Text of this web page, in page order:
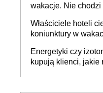
wakacje. Nie chodzi
tam, gdzie wielu
Właściciele hoteli
koniunktury w
Energetyki czy
kupują klienci, jakie